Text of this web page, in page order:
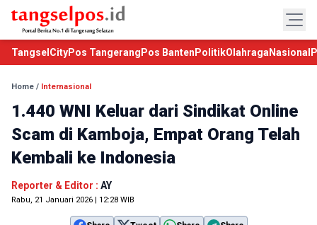
TangselCityPos Tangerang Pos Banten PolitikOlahraga Nasional
Home / Internasional
1.440 WNI Keluar dari Sindikat Online
Scam di Kamboja, Empat Orang Telah
Kembali ke Indonesia
Reporter & Editor : AY
Rabu, 21 Januari 2026 | 12:28 WIB